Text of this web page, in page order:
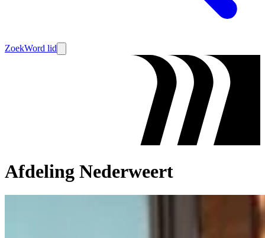
ZoekWord lid
Afdeling Nederweert